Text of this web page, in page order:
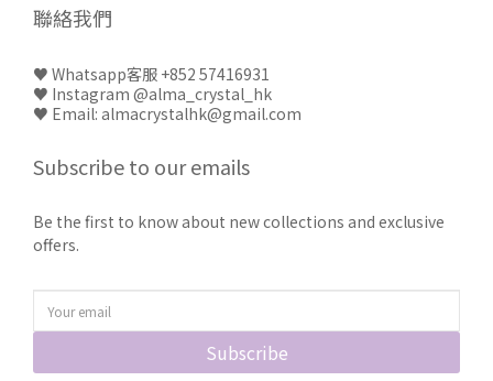
聯絡我們
♥ Whatsapp客服 +852 57416931
♥ Instagram @alma_crystal_hk
♥ Email: almacrystalhk@gmail.com
Subscribe to our emails
Be the first to know about new collections and exclusive
offers.
Subscribe